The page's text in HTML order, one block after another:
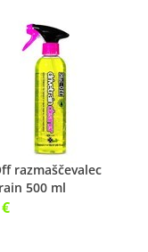
razmaščevalec
500 ml